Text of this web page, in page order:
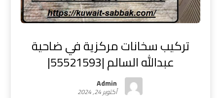
تركيب سخانات مركزية في ضاحية
عبدالله السالم |55521593|
Admin
أكتوبر 24, 2024